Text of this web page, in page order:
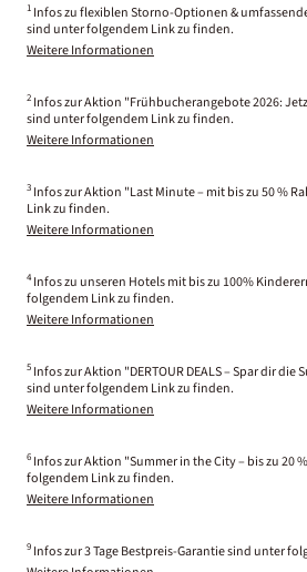
1 Infos zu flexiblen Storno-Optionen &
sind unter folgendem Link zu finden.
Weitere Informationen
2 Infos zur Aktion "Frühbucherangebote 2026:
sind unter folgendem Link zu finden.
Weitere Informationen
3 Infos zur Aktion "Last Minute – mit bis zu 50 %
Link zu finden.
Weitere Informationen
4 Infos zu unseren Hotels mit bis zu 100%
folgendem Link zu finden.
Weitere Informationen
5 Infos zur Aktion "DERTOUR DEALS – Spar dir die
sind unter folgendem Link zu finden.
Weitere Informationen
6 Infos zur Aktion "Summer in the City – bis zu 20
folgendem Link zu finden.
Weitere Informationen
9 Infos zur 3 Tage Bestpreis-Garantie sind unter